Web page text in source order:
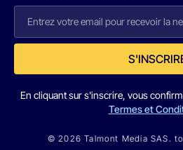
En cliquant sur s'inscrire, vous
Termes et
© 2026 Talmont Media SAS.